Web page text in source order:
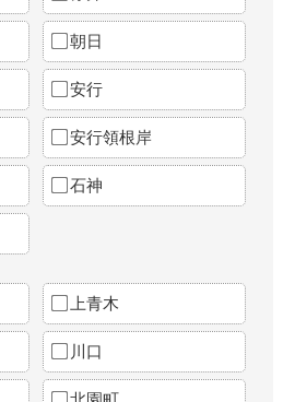
朝日
安行
安行領根岸
石神
上青木
川口